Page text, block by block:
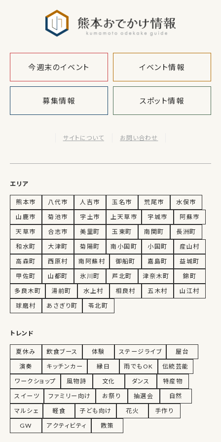
今週末のイベント イベント情報
募集情報 スポット情報
サイトについて お問い合わせ
エリア
熊本市 八代市 人吉市 玉名市 荒尾市
水俣市
山鹿市
菊池市 宇土市 上天草市 宇城市
阿蘇市
天草市
合志市 美里町 玉東町 南関町
長洲町
和水町
大津町 菊陽町 南小国町 小国町
産山村
高森町
西原村 南阿蘇村 御船町 嘉島町
益城町
甲佐町
山都町 氷川町 芦北町 津奈木町
錦町
多良木町
湯前町 水上村 相良村 五木村
山江村
球磨村
あさぎり町 苓北町
トレンド
夏休み 飲食ブース 体験 ステージライブ
屋台
演奏
キッチンカー 縁日 雨でもOK
伝統芸能
ワークショップ
風物詩 文化 ダンス
特産物
スイーツ
ファミリー向け お祭り 抽選会
自然
マルシェ
軽食 子ども向け 花火
手作り
GW
アクティビティ 散策